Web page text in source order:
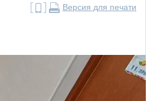
Версия для печати